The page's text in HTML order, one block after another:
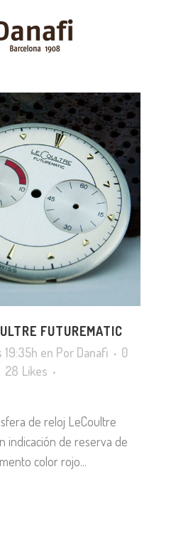
FUTUREMATIC
19:35h en Por Danafi
0
28 Likes
de reloj LeCoultre
indicación de reserva de
color rojo...